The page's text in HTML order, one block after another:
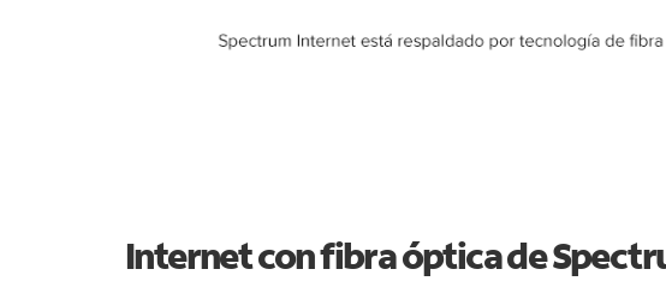
Internet con fibra óptica de